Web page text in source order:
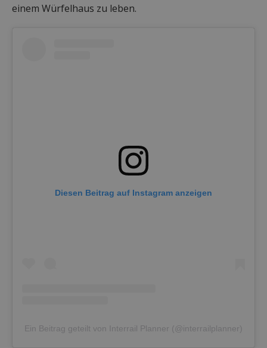
einem Würfelhaus zu leben.
Diesen Beitrag auf Instagram anzeigen
Ein Beitrag geteilt von Interrail Planner (@interrailplanner)